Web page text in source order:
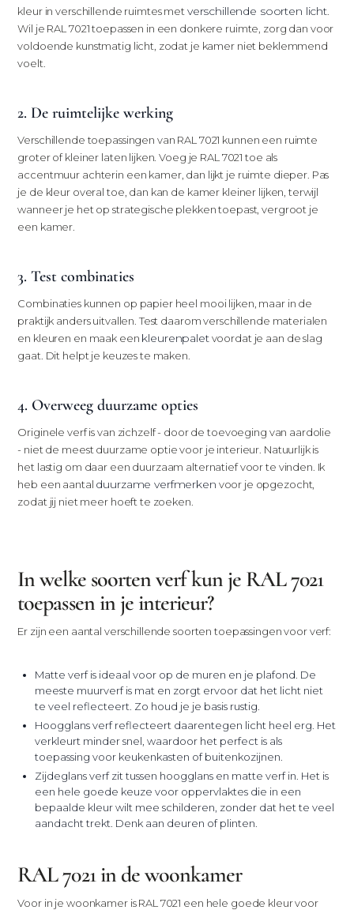
kleur in verschillende ruimtes met verschillende soorten licht
Wil je RAL 7021 toepassen in een donkere ruimte, zorg dan voor
voldoende kunstmatig licht, zodat je kamer niet beklemmend
voelt.
2. De ruimtelijke werking
Verschillende toepassingen van RAL 7021 kunnen een ruimte
groter of kleiner laten lijken. Voeg je RAL 7021 toe als
accentmuur achterin een kamer, dan lijkt je ruimte dieper. Pas
je de kleur overal toe, dan kan de kamer kleiner lijken, terwijl
wanneer je het op strategische plekken toepast, vergroot je
een kamer.
3. Test combinaties
Combinaties kunnen op papier heel mooi lijken, maar in de
praktijk anders uitvallen. Test daarom verschillende materialen
en kleuren en maak een kleurenpaletvoordat je aan de slag
gaat. Dit helpt je keuzes te maken.
4. Overweeg duurzame opties
Originele verf is van zichzelf - door de toevoeging van aardolie
- niet de meest duurzame optie voor je interieur. Natuurlijk is
het lastig om daar een duurzaam alternatief voor te vinden. Ik
heb een aantal duurzame verfmerken voor je opgezocht,
zodat jij niet meer hoeft te zoeken.
In welke soorten verf kun je RAL 7021
toepassen in je interieur?
Er zijn een aantal verschillende soorten toepassingen voor verf:
Matte verf is ideaal voor op de muren en je plafond. De
meeste muurverf is mat en zorgt ervoor dat het licht niet
te veel reflecteert. Zo houd je je basis rustig.
Hoogglans verf reflecteert daarentegen licht heel erg. Het
verkleurt minder snel, waardoor het perfect is als
toepassing voor keukenkasten of buitenkozijnen.
Zijdeglans verf zit tussen hoogglans en matte verf in. Het is
een hele goede keuze voor oppervlaktes die in een
bepaalde kleur wilt mee schilderen, zonder dat het te veel
aandacht trekt. Denk aan deuren of plinten.
RAL 7021 in de woonkamer
Voor in je woonkamer is RAL 7021 een hele goede kleur voor